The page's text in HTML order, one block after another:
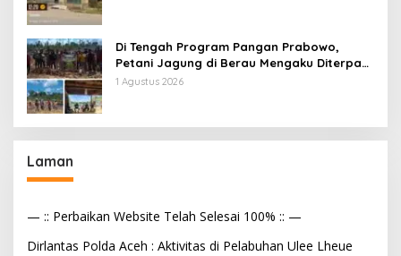
Di Tengah Program Pangan Prabowo,
Petani Jagung di Berau Mengaku Diterpa
Tekanan Aparat
1 Agustus 2026
Laman
— :: Perbaikan Website Telah Selesai 100% :: —
Dirlantas Polda Aceh : Aktivitas di Pelabuhan Ulee Lheue